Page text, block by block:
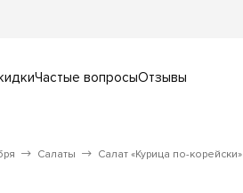
Частые вопросыОтзывы
Салаты Салат «Курица по-корейски»